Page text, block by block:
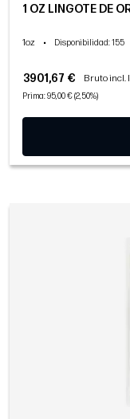
1 OZ LINGOTE DE
1oz • Disponibilidad: 155
3901,67 € Bruto incl.
Prima: 95,00 € (2,50%)